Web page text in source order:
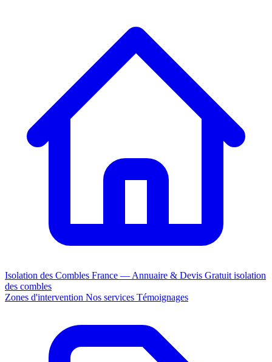
Isolation des Combles France — Annuaire & Devis Gratuit isolation
des combles
Zones d'intervention Nos services Témoignages